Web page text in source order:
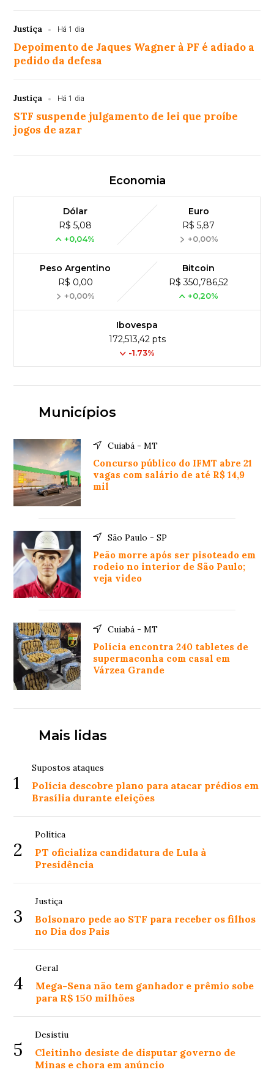
Justiça Há 1 dia
Depoimento de Jaques Wagner à PF é adiado a
pedido da defesa
Justiça Há 1 dia
STF suspende julgamento de lei que proíbe
jogos de azar
Economia
Dólar
R$ 5,08
+0,04%
Euro
R$ 5,87
+0,00%
Peso Argentino
R$ 0,00
+0,00%
Bitcoin
R$ 350,786,52
+0,20%
Ibovespa
172,513,42 pts
-1.73%
Municípios
Cuiabá - MT
Concurso público do IFMT abre 21
vagas com salário de até R$ 14,9
mil
São Paulo - SP
Peão morre após ser pisoteado em
rodeio no interior de São Paulo;
veja video
Cuiabá - MT
Polícia encontra 240 tabletes de
supermaconha com casal em
Várzea Grande
Mais lidas
1
Supostos ataques
Polícia descobre plano para atacar prédios em
Brasília durante eleições
2
Política
PT oficializa candidatura de Lula à
Presidência
3
Justiça
Bolsonaro pede ao STF para receber os filhos
no Dia dos Pais
4
Geral
Mega-Sena não tem ganhador e prêmio sobe
para R$ 150 milhões
5
Desistiu
Cleitinho desiste de disputar governo de
Minas e chora em anúncio